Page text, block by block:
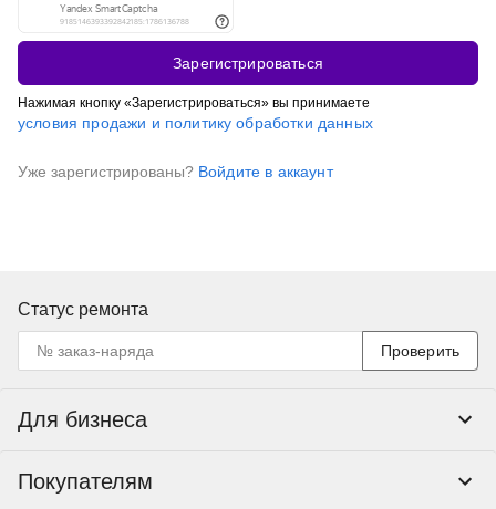
Зарегистрироваться
Нажимая кнопку «Зарегистрироваться» вы принимаете
условия продажи и политику обработки данных
Уже зарегистрированы? Войдите в аккаунт
Статус ремонта
Проверить
Для бизнеса
Тендеры и гос закупки
Покупателям